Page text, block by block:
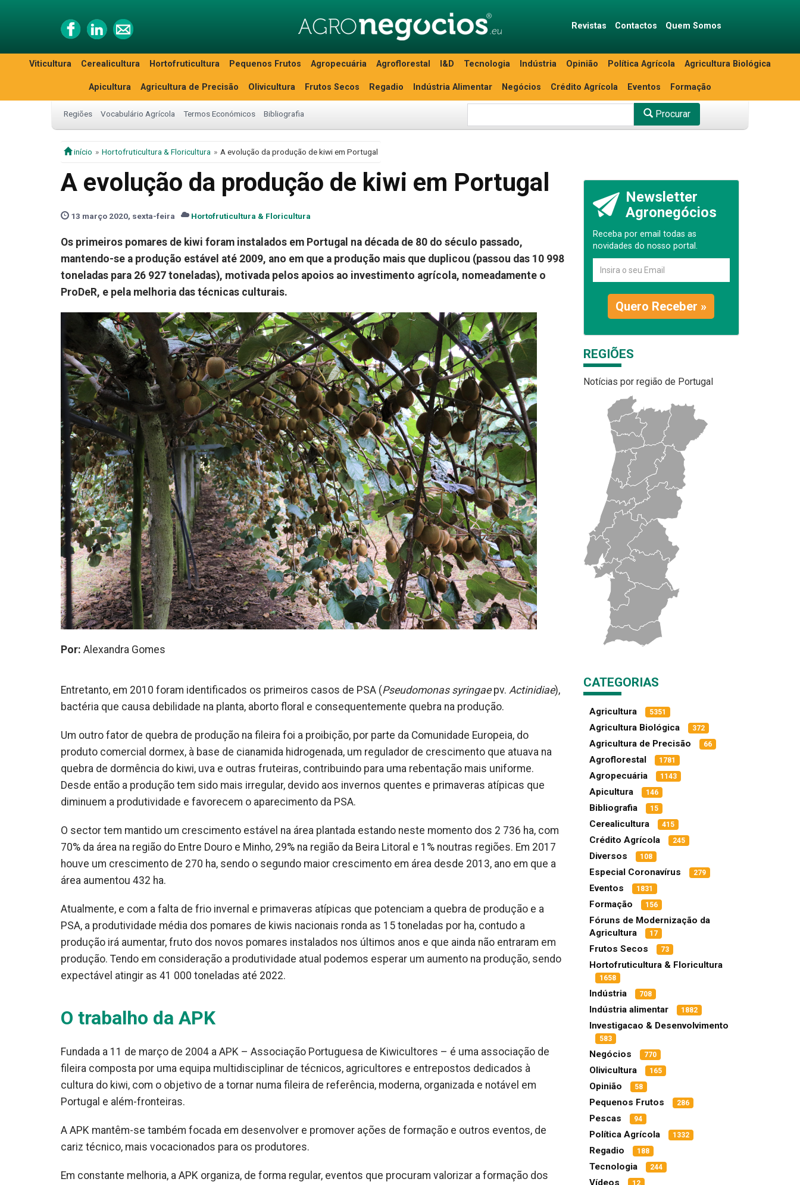
Revistas Contactos Quem Somos
Viticultura Cerealicultura Hortofruticultura Pequenos Frutos Agropecuária Agroflorestal I&D Tecnologia Indústria Opinião Política Agrícola Agricultura Biológica
Apicultura Agricultura de Precisão Olivicultura Frutos Secos Regadio Indústria Alimentar Negócios Crédito Agrícola Eventos Formação
Regiões Vocabulário Agrícola Termos Económicos Bibliografia Procurar
início Hortofruticultura & Floricultura A evolução da produção de kiwi em Portugal
A evolução da produção de kiwi em Portugal
13 março 2020, sexta-feira Hortofruticultura & Floricultura
Os primeiros pomares de kiwi foram instalados em Portugal na década de 80 do século passado,
mantendo-se a produção estável até 2009, ano em que a produção mais que duplicou (passou das 10 998
toneladas para 26 927 toneladas), motivada pelos apoios ao investimento agrícola, nomeadamente o
ProDeR, e pela melhoria das técnicas culturais.
Por: Alexandra Gomes
Entretanto, em 2010 foram identificados os primeiros casos de PSA (Pseudomonas syringaepv. Actinidiae),
bactéria que causa debilidade na planta, aborto floral e consequentemente quebra na produção.
Um outro fator de quebra de produção na fileira foi a proibição, por parte da Comunidade Europeia, do
produto comercial dormex, à base de cianamida hidrogenada, um regulador de crescimento que atuava na
quebra de dormência do kiwi, uva e outras fruteiras, contribuindo para uma rebentação mais uniforme.
Desde então a produção tem sido mais irregular, devido aos invernos quentes e primaveras atípicas que
diminuem a produtividade e favorecem o aparecimento da PSA.
O sector tem mantido um crescimento estável na área plantada estando neste momento dos 2 736 ha, com
70% da área na região do Entre Douro e Minho, 29% na região da Beira Litoral e 1% noutras regiões. Em 2017
houve um crescimento de 270 ha, sendo o segundo maior crescimento em área desde 2013, ano em que a
área aumentou 432 ha.
Atualmente, e com a falta de frio invernal e primaveras atípicas que potenciam a quebra de produção e a
PSA, a produtividade média dos pomares de kiwis nacionais ronda as 15 toneladas por ha, contudo a
produção irá aumentar, fruto dos novos pomares instalados nos últimos anos e que ainda não entraram em
produção. Tendo em consideração a produtividade atual podemos esperar um aumento na produção, sendo
expectável atingir as 41 000 toneladas até 2022.
O trabalho da APK
Fundada a 11 de março de 2004 a APK – Associação Portuguesa de Kiwicultores – é uma associação de
fileira composta por uma equipa multidisciplinar de técnicos, agricultores e entrepostos dedicados à
cultura do kiwi, com o objetivo de a tornar numa fileira de referência, moderna, organizada e notável em
Portugal e além-fronteiras.
A APK mantêm-se também focada em desenvolver e promover ações de formação e outros eventos, de
cariz técnico, mais vocacionados para os produtores.
Em constante melhoria, a APK organiza, de forma regular, eventos que procuram valorizar a formação dos
Newsletter
Agronegócios
Receba por email todas as
novidades do nosso portal.
Quero Receber »
REGIÕES
Notícias por região de Portugal
CATEGORIAS
Agricultura 5351
Agricultura Biológica 372
Agricultura de Precisão 66
Agroflorestal 1781
Agropecuária 1143
Apicultura 146
Bibliografia 15
Cerealicultura 415
Crédito Agrícola 245
Diversos 108
Especial Coronavírus 279
Eventos 1831
Formação 156
Fóruns de Modernização da
Agricultura
17
Frutos Secos 73
Hortofruticultura & Floricultura
1658
Indústria 708
Indústria alimentar 1882
Investigacao & Desenvolvimento
583
Negócios 770
Olivicultura 165
Opinião 58
Pequenos Frutos 286
Pescas 94
Política Agrícola 1332
Regadio 188
Tecnologia 244
Vídeos 12